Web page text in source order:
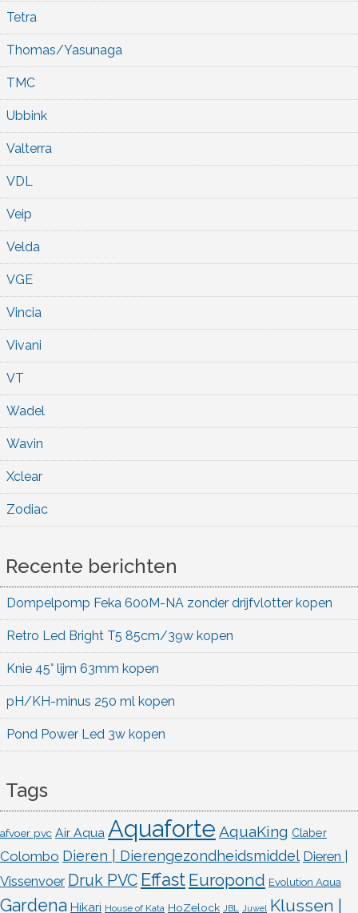
Tetra
Thomas/Yasunaga
TMC
Ubbink
Valterra
VDL
Veip
Velda
VGE
Vincia
Vivani
VT
Wadel
Wavin
Xclear
Zodiac
Recente berichten
Dompelpomp Feka 600M-NA zonder drijfvlotter kopen
Retro Led Bright T5 85cm/39w kopen
Knie 45° lijm 63mm kopen
pH/KH-minus 250 ml kopen
Pond Power Led 3w kopen
Tags
afvoer pvc Air Aqua Aquaforte AquaKing Claber
Colombo Dieren | Dierengezondheidsmiddel Dieren |
Vissenvoer Druk PVC Effast Europond Evolution Aqua
Gardena Hikari House of Kata HoZelock JBL Juwel Klussen |